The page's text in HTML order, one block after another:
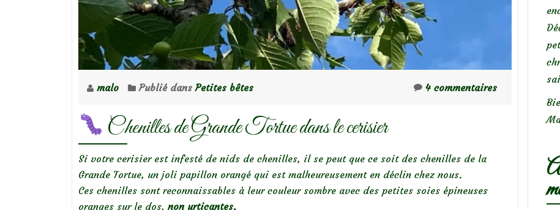
malo Publié dansPetites bêtes 4 commentaires
Chenilles de Grande Tortue dans le cerisier
Si votre cerisier est infesté de nids de chenilles, il se peut que ce soit des chenilles de la
Grande Tortue, un joli papillon orangé qui est malheureusement en déclin chez nous.
Ces chenilles sont reconnaissables à leur couleur sombre avec des petites soies épineuses
oranges sur le dos, non urticantes.